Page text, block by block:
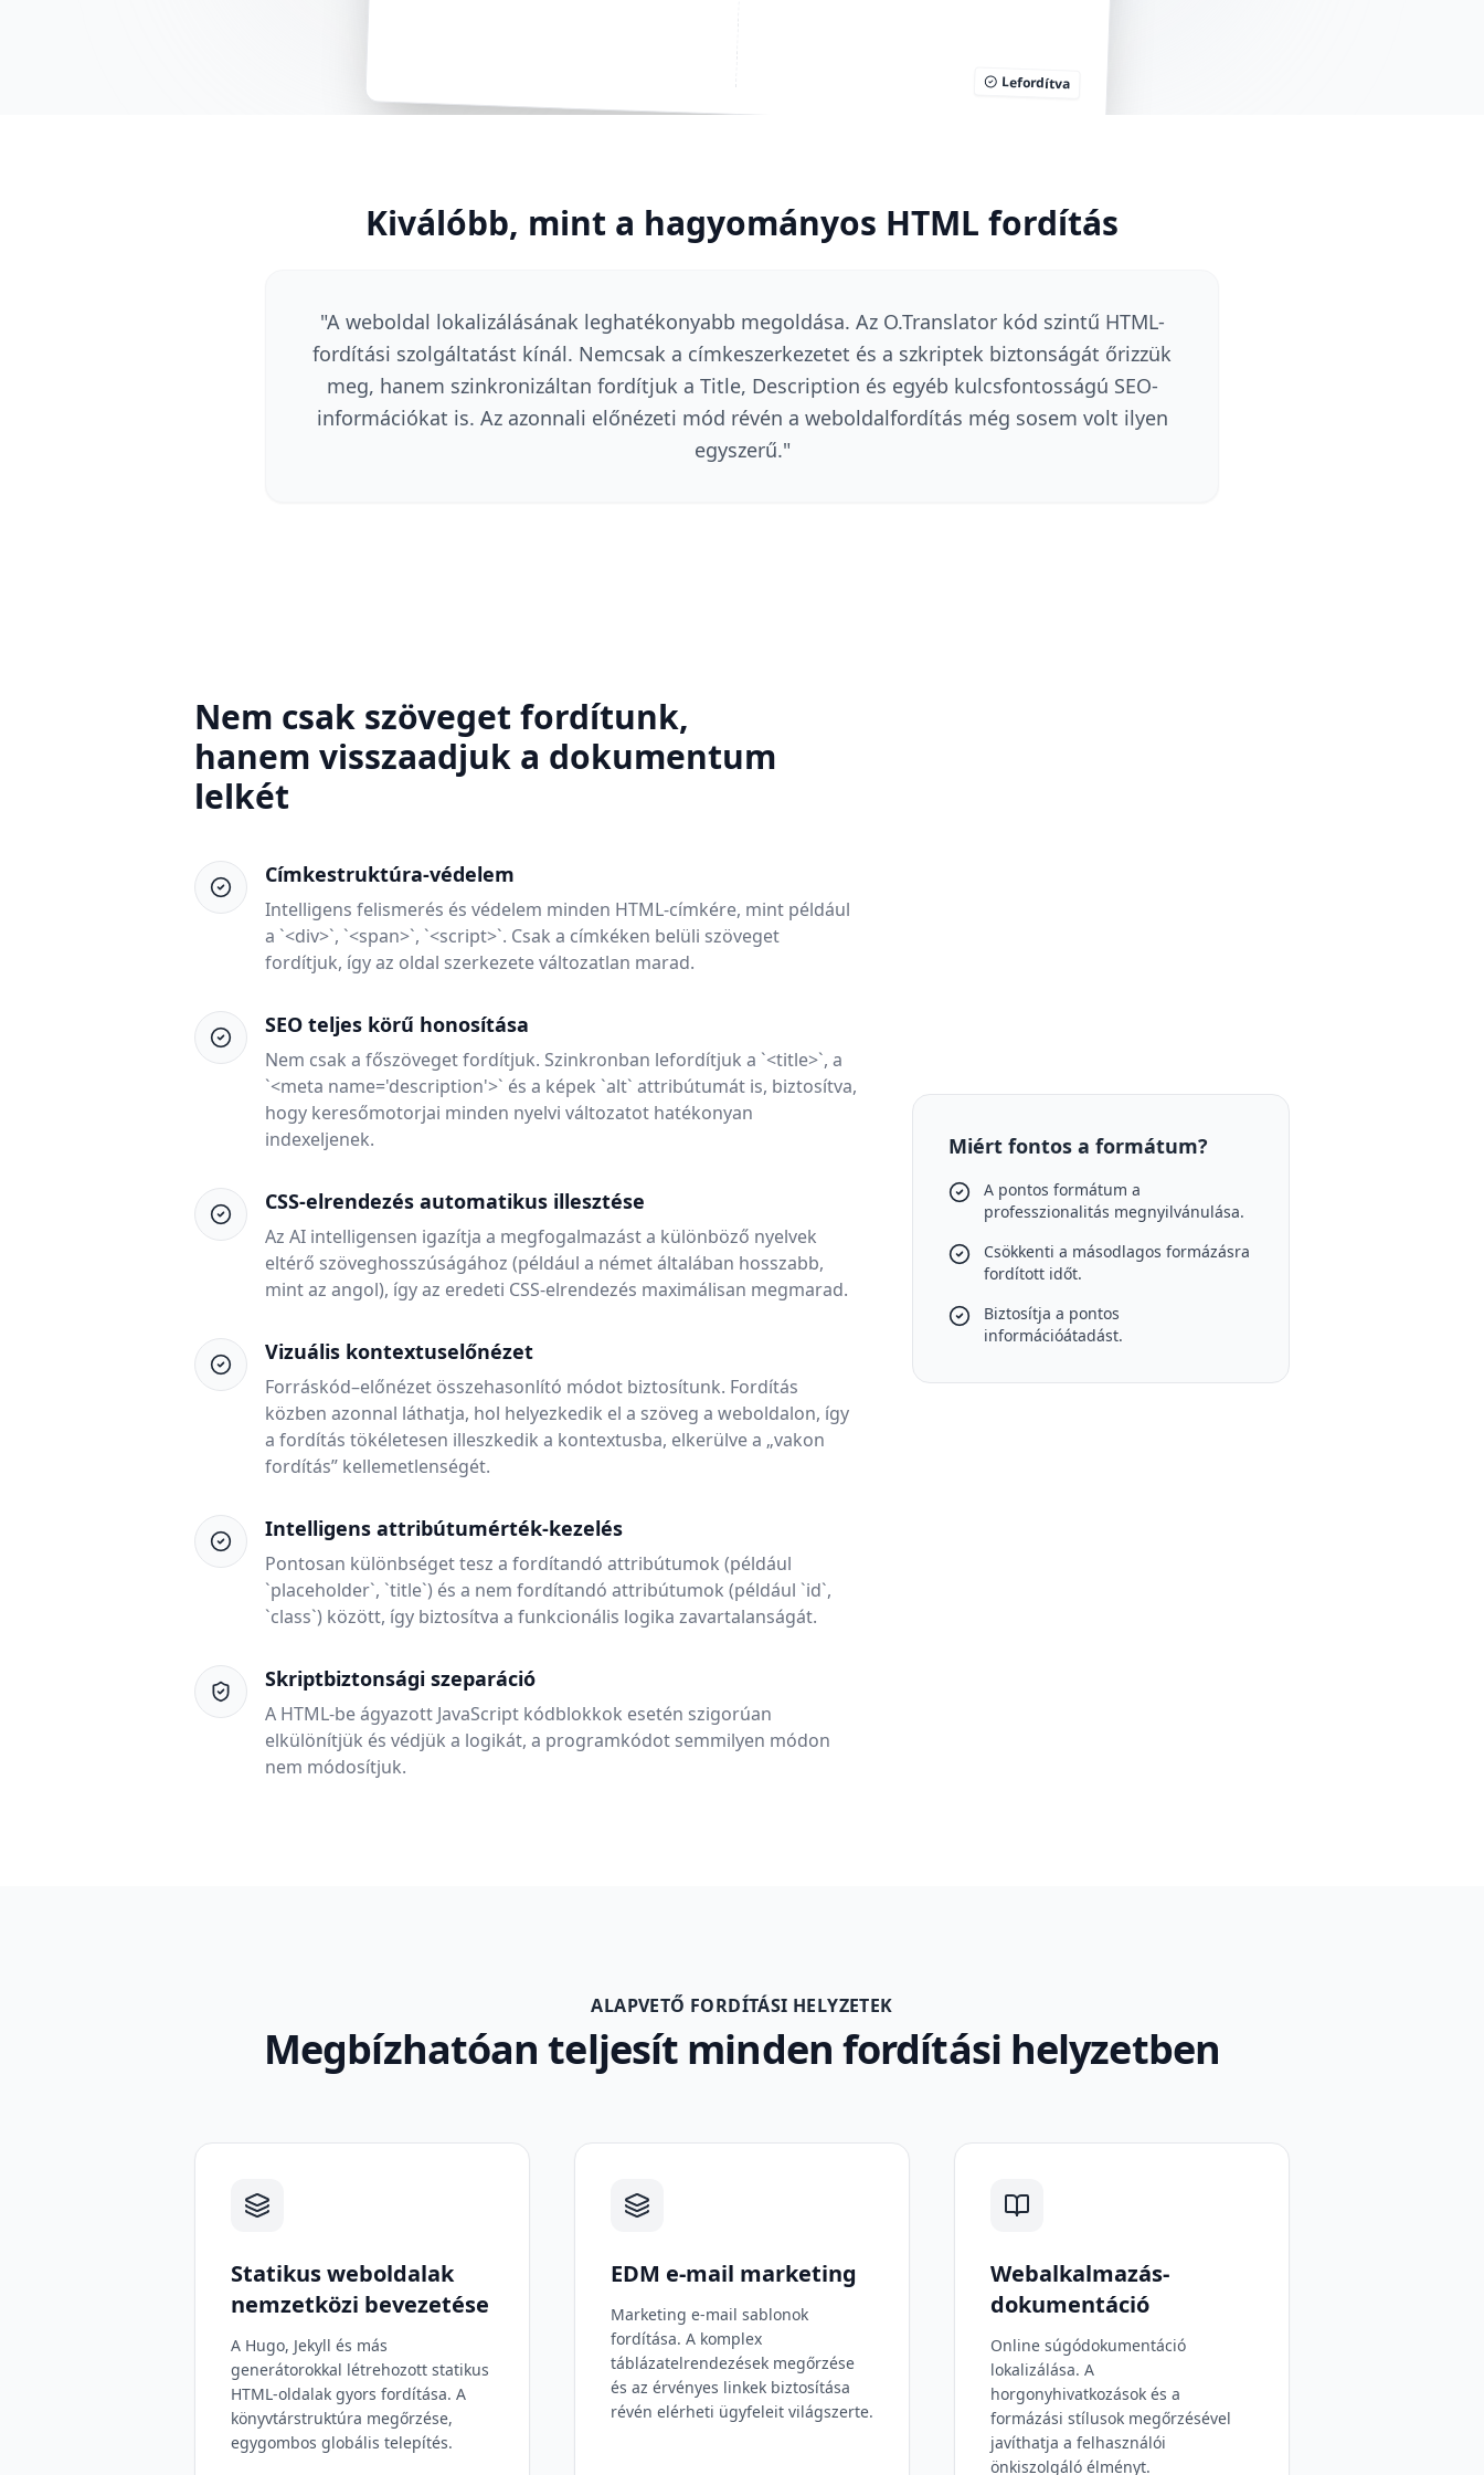
Lefordítva
Kiválóbb, mint a hagyományos HTML fordítás
"A weboldal lokalizálásának leghatékonyabb megoldása. Az O.Translator kód szintű HTML-
fordítási szolgáltatást kínál. Nemcsak a címkeszerkezetet és a szkriptek biztonságát őrizzük
meg, hanem szinkronizáltan fordítjuk a Title, Description és egyéb kulcsfontosságú SEO-
információkat is. Az azonnali előnézeti mód révén a weboldalfordítás még sosem volt ilyen
egyszerű."
Nem csak szöveget fordítunk,
hanem visszaadjuk a dokumentum
lelkét
Címkestruktúra-védelem
Intelligens felismerés és védelem minden HTML-címkére, mint például
a `<div>`, `<span>`, `<script>`. Csak a címkéken belüli szöveget
fordítjuk, így az oldal szerkezete változatlan marad.
SEO teljes körű honosítása
Nem csak a főszöveget fordítjuk. Szinkronban lefordítjuk a `<title>`, a
`<meta name='description'>` és a képek `alt` attribútumát is, biztosítva,
hogy keresőmotorjai minden nyelvi változatot hatékonyan
indexeljenek.
CSS-elrendezés automatikus illesztése
Az AI intelligensen igazítja a megfogalmazást a különböző nyelvek
eltérő szöveghosszúságához (például a német általában hosszabb,
mint az angol), így az eredeti CSS-elrendezés maximálisan megmarad.
Vizuális kontextuselőnézet
Forráskód–előnézet összehasonlító módot biztosítunk. Fordítás
közben azonnal láthatja, hol helyezkedik el a szöveg a weboldalon, így
a fordítás tökéletesen illeszkedik a kontextusba, elkerülve a „vakon
fordítás” kellemetlenségét.
Intelligens attribútumérték-kezelés
Pontosan különbséget tesz a fordítandó attribútumok (például
`placeholder`, `title`) és a nem fordítandó attribútumok (például `id`,
`class`) között, így biztosítva a funkcionális logika zavartalanságát.
Skriptbiztonsági szeparáció
A HTML-be ágyazott JavaScript kódblokkok esetén szigorúan
elkülönítjük és védjük a logikát, a programkódot semmilyen módon
nem módosítjuk.
Miért fontos a formátum?
A pontos formátum a
professzionalitás megnyilvánulása.
Csökkenti a másodlagos formázásra
fordított időt.
Biztosítja a pontos
információátadást.
ALAPVETŐ FORDÍTÁSI HELYZETEK
Megbízhatóan teljesít minden fordítási helyzetben
Statikus weboldalak
nemzetközi bevezetése
A Hugo, Jekyll és más
generátorokkal létrehozott statikus
HTML-oldalak gyors fordítása. A
könyvtárstruktúra megőrzése,
egygombos globális telepítés.
EDM e-mail marketing
Marketing e-mail sablonok
fordítása. A komplex
táblázatelrendezések megőrzése
és az érvényes linkek biztosítása
révén elérheti ügyfeleit világszerte.
Webalkalmazás-
dokumentáció
Online súgódokumentáció
lokalizálása. A
horgonyhivatkozások és a
formázási stílusok megőrzésével
javíthatja a felhasználói
önkiszolgáló élményt.